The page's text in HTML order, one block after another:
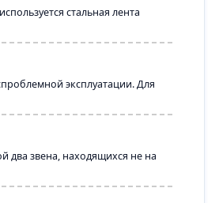
стальная лента
эксплуатации. Для
два звена, находящихся не на